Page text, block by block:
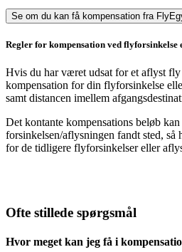
Se om du kan få kompensation fra
Regler for kompensation ved
Hvis du har været udsat for et aflyst
kompensation for din flyforsinkelse
samt distancen imellem
Det kontante kompensations beløb
forsinkelsen/aflysningen fandt sted,
for de tidligere flyforsinkelser eller
Ofte stillede spørgsmål
Hvor meget kan jeg få i